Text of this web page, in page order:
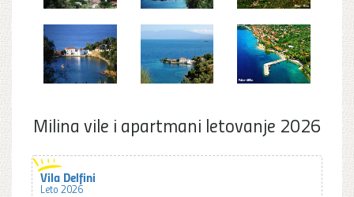
Milina vile i apartmani letovanje 2026
Vila Delfini
Leto 2026